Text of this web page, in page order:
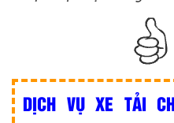
DỊCH VỤ XE TẢI